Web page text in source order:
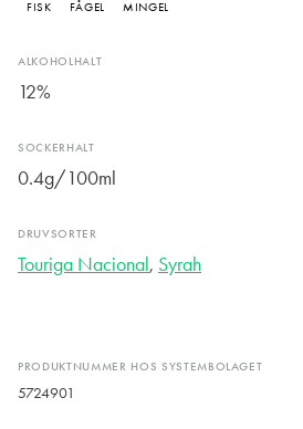
PRODUKTNUMMER HOS SYSTEMBOLAGET
5724901
FISK FÅGEL MINGEL
ALKOHOLHALT
12%
SOCKERHALT
0.4g/100ml
DRUVSORTER
Touriga Nacional, Syrah